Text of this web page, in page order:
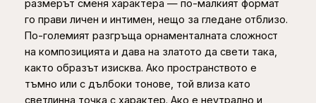
размерът сменя характера — по-малкият формат
го прави личен и интимен, нещо за гледане отблизо.
По-големият разгръща орнаменталната сложност
на композицията и дава на златото да свети така,
както образът изисква. Ако пространството е
тъмно или с дълбоки тонове, той влиза като
светлинна точка с характер. Ако е неутрално и